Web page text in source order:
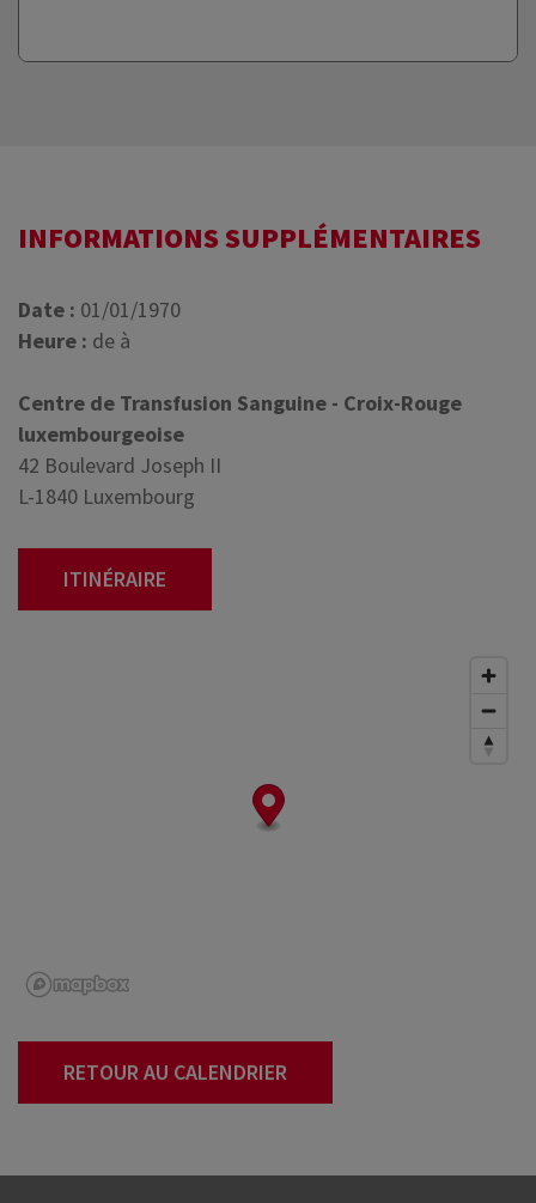
INFORMATIONS SUPPLÉMENTAIRES
Date : 01/01/1970
Heure : de à
Centre de Transfusion Sanguine - Croix-Rouge
luxembourgeoise
42 Boulevard Joseph II
L-1840 Luxembourg
ITINÉRAIRE
RETOUR AU CALENDRIER